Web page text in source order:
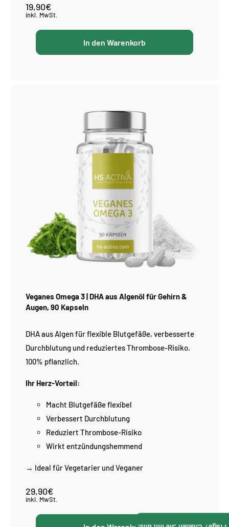
Normaler
Preis
19,90€
inkl. MwSt.
In den Warenkorb
Veganes Omega 3 | DHA aus Algenöl für Gehirn &
Augen, 90 Kapseln
DHA aus Algen für flexible Blutgefäße, verbesserte
Durchblutung und reduziertes Thrombose-Risiko.
100% pflanzlich.
Ihr Herz-Vorteil:
Macht Blutgefäße flexibel
Verbessert Durchblutung
Reduziert Thrombose-Risiko
Wirkt entzündungshemmend
→ Ideal für Vegetarier und Veganer
Normaler
Preis
29,90€
inkl. MwSt.